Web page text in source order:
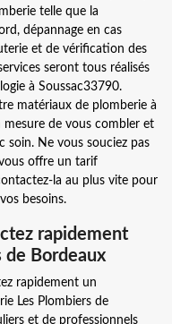
telle que la
dépannage en cas
et de vérification des
seront tous réalisés
à Soussac33790.
matériaux de plomberie à
de vous combler et
soin. Ne vous souciez pas
offre un tarif
la au plus vite pour
besoins.
rapidement
de Bordeaux
rapidement un
Les Plombiers de
et de professionnels